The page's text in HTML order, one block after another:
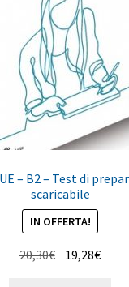
– B2 – Test di
scaricabile
IN OFFERTA!
20,30€ 19,28€Il